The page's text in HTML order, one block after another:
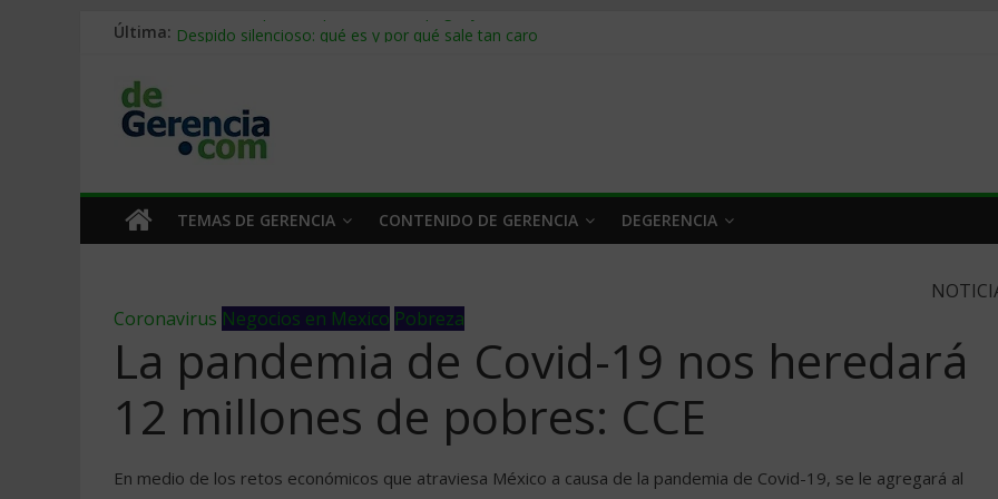
Última: Stablecoins para empresas: cómo pagar y cobrar en 2026
Trabajo forzoso en la cadena de suministro: qué hacer
Mercado hispano de EE. UU.: cómo segmentarlo y venderle
TEMAS DE GERENCIA CONTENIDO DE GERENCIA DEGERENCIA
Coronavirus Negocios en Mexico Pobreza
La pandemia de Covid-19 nos heredará
12 millones de pobres: CCE
En medio de los retos económicos que atraviesa México a causa de la pandemia de Covid-19, se le agregará al